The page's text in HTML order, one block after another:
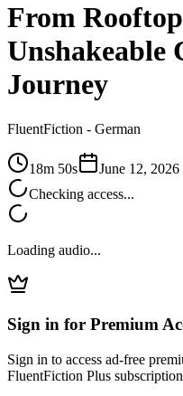
From
Unshakeable
Journey
FluentFiction - German
18m 50s
June 12, 2026
Checking access...
Loading audio...
Sign in for Premium
Sign in to access ad-free
FluentFiction Plus